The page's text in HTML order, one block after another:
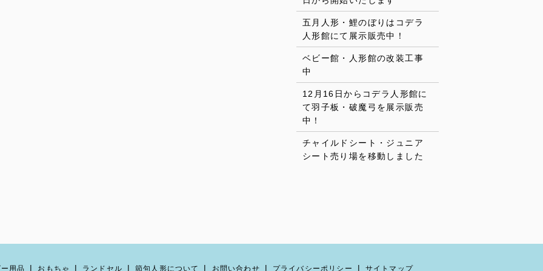
五月人形・鯉のぼりはコデラ
人形館にて展示販売中！
ベビー館・人形館の改装工事
中
12月16日からコデラ人形館に
て羽子板・破魔弓を展示販売
中！
チャイルドシート・ジュニア
シート売り場を移動しました
用品 おもちゃ ランドセル 節句人形について お問い合わせ プライバシーポリシー サイトマップ